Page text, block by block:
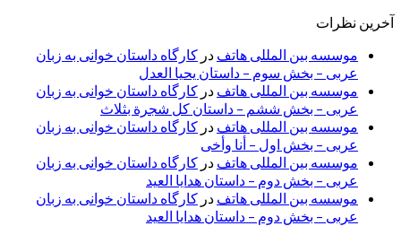
آخرین نظرات
موسسه بین المللی هاتف در کارگاه داستان خوانی به زبان
عربی – بخش سوم – داستان یحیا العدل
موسسه بین المللی هاتف در کارگاه داستان خوانی به زبان
عربی – بخش ششم – داستان کل شجرة بثلاث
موسسه بین المللی هاتف در کارگاه داستان خوانی به زبان
عربی – بخش اول – أنا وأخی
موسسه بین المللی هاتف در کارگاه داستان خوانی به زبان
عربی – بخش دوم – داستان هدایا العید
موسسه بین المللی هاتف در کارگاه داستان خوانی به زبان
عربی – بخش دوم – داستان هدایا العید